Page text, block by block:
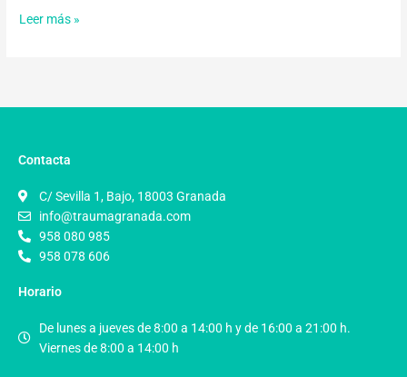
Leer más »
Contacta
C/ Sevilla 1, Bajo, 18003 Granada
info@traumagranada.com
958 080 985
958 078 606
Horario
De lunes a jueves de 8:00 a 14:00 h y de 16:00 a 21:00 h.
Viernes de 8:00 a 14:00 h